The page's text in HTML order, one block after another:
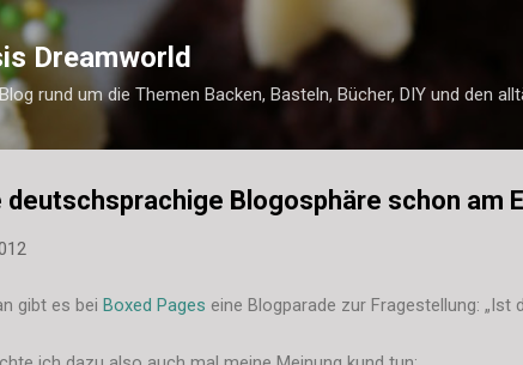
Direkt zum Hauptbereich
Dreamworld
rund um die Themen Backen, Basteln, Bücher, DIY und den
deutschsprachige Blogosphäre schon am
gibt es bei Boxed Pages eine Blogparade zur Fragestellung: